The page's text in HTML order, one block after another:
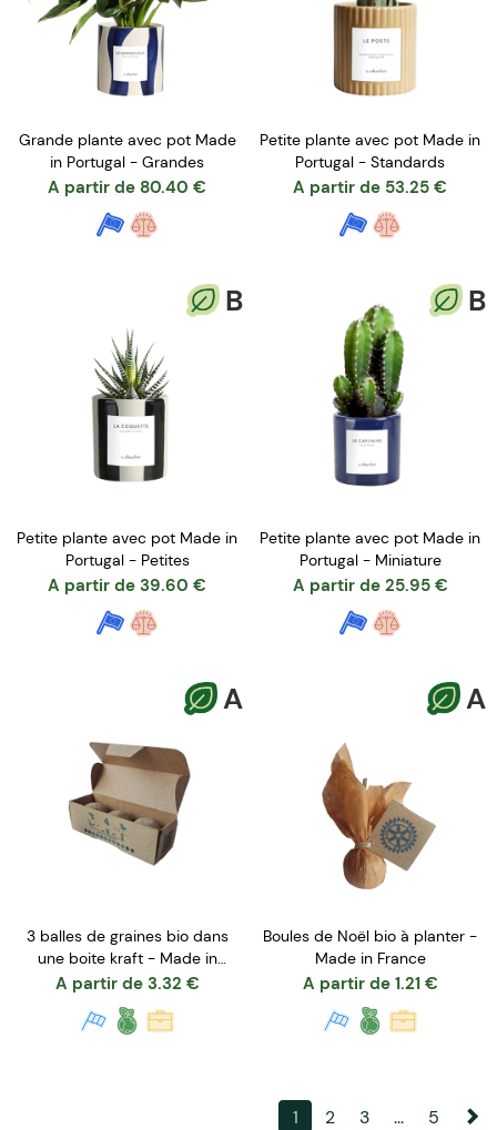
Grande plante avec pot Made
in Portugal - Grandes
A partir de 80.40 €
Petite plante avec pot Made in
Portugal - Standards
A partir de 53.25 €
B
Petite plante avec pot Made in
Portugal - Petites
A partir de 39.60 €
B
Petite plante avec pot Made in
Portugal - Miniature
A partir de 25.95 €
A
3 balles de graines bio dans
une boite kraft - Made in
France
A partir de 3.32 €
A
Boules de Noël bio à planter -
Made in France
A partir de 1.21 €
1 2 3 ... 5